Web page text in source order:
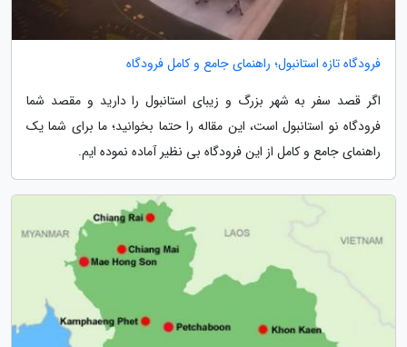
فرودگاه تازه استانبول؛ راهنمای جامع و کامل فرودگاه
اگر قصد سفر به شهر بزرگ و زیبای استانبول را دارید و مقصد شما
فرودگاه نو استانبول است، این مقاله را حتما بخوانید؛ ما برای شما یک
راهنمای جامع و کامل از این فرودگاه بی نظیر آماده نموده ایم.